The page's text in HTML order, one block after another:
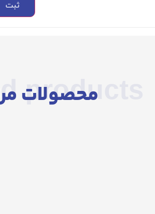
products
محصولات